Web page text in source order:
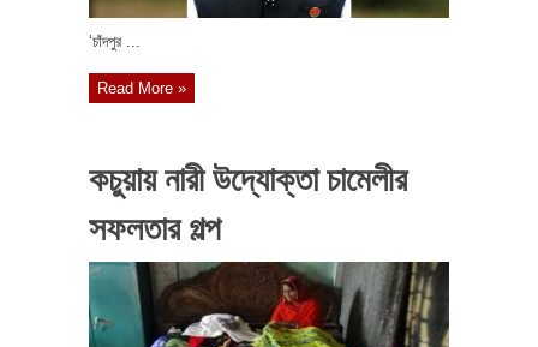
‘চাঁদপুর ...
Read More »
কচুয়ায় নারী উদ্যোক্তা চামেলীর
সফলতার গল্প